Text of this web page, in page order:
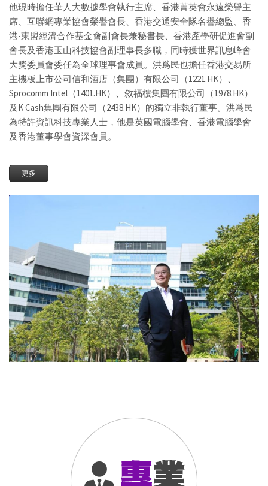
他現時擔任華人大數據學會執行主席、香港菁英會永遠榮譽主
席、互聯網專業協會榮譽會長、香港交通安全隊名譽總監、香
港-東盟經濟合作基金會副會長兼秘書長、香港產學研促進會副
會長及香港玉山科技協會副理事長多職，同時獲世界訊息峰會
大獎委員會委任為全球理事會成員。洪爲民也擔任香港交易所
主機板上市公司信和酒店（集團）有限公司（1221.HK）、
Sprocomm Intel（1401.HK）、敘福樓集團有限公司（1978.HK）
及K Cash集團有限公司（2438.HK）的獨立非執行董事。洪爲民
為特許資訊科技專業人士，他是英國電腦學會、香港電腦學會
及香港董事學會資深會員。
更多